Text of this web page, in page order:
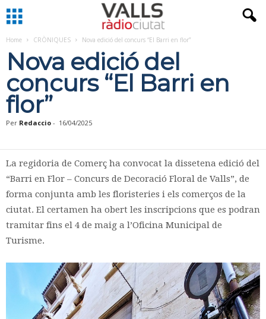
Home CRÒNIQUES Nova edició del concurs “El Barri en flor”
Nova edició del
concurs “El Barri en
flor”
Per Redaccio - 16/04/2025
La regidoria de Comerç ha convocat la dissetena edició del
“Barri en Flor – Concurs de Decoració Floral de Valls”, de
forma conjunta amb les floristeries i els comerços de la
ciutat. El certamen ha obert les inscripcions que es podran
tramitar fins el 4 de maig a l’Oficina Municipal de
Turisme.